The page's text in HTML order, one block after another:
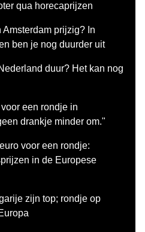
qua horecaprijzen
Amsterdam prijzig? In
ben je nog duurder uit
duur? Het kan nog
een rondje in
drankje minder om."
voor een rondje:
in de Europese
zijn top; rondje op